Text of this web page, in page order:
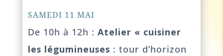
SAMEDI 11 MAI
De 10h à 12h : Atelier « cuisiner
les légumineuses : tour d’horizon